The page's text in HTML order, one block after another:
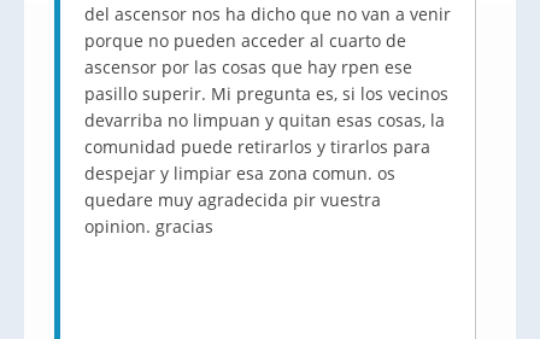
del ascensor nos ha dicho que no van a venir
porque no pueden acceder al cuarto de
ascensor por las cosas que hay rpen ese
pasillo superir. Mi pregunta es, si los vecinos
devarriba no limpuan y quitan esas cosas, la
comunidad puede retirarlos y tirarlos para
despejar y limpiar esa zona comun. os
quedare muy agradecida pir vuestra
opinion. gracias